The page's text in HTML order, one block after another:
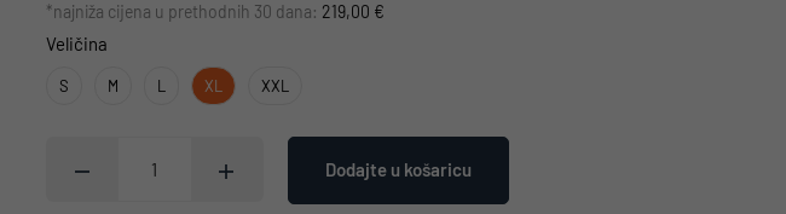
*najniža cijena u prethodnih 30 dana: 219,00 €
Veličina
S M L XL XXL
Dodajte u košaricu